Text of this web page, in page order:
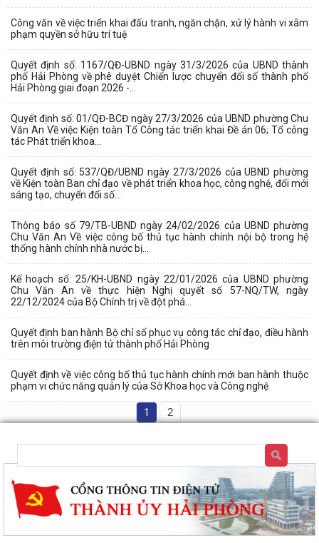
Công văn về việc triển khai đấu tranh, ngăn chặn, xử lý hành vi xâm
phạm quyền sở hữu trí tuệ
Quyết định số: 1167/QĐ-UBND ngày 31/3/2026 của UBND thành
phố Hải Phòng về phê duyệt Chiến lược chuyển đổi số thành phố
Hải Phòng giai đoạn 2026 -...
Quyết định số: 01/QĐ-BCĐ ngày 27/3/2026 của UBND phường Chu
Văn An Về việc Kiện toàn Tổ Công tác triển khai Đề án 06; Tổ công
tác Phát triển khoa...
Quyết định số: 537/QĐ/UBND ngày 27/3/2026 của UBND phường
về Kiện toàn Ban chỉ đạo về phát triển khoa học, công nghệ, đổi mới
sáng tạo, chuyển đổi số...
Thông báo số 79/TB-UBND ngày 24/02/2026 của UBND phường
Chu Văn An Về việc công bố thủ tục hành chính nội bộ trong hệ
thống hành chính nhà nước bị...
Kế hoạch số: 25/KH-UBND ngày 22/01/2026 của UBND phường
Chu Văn An về thực hiện Nghị quyết số 57-NQ/TW, ngày
22/12/2024 của Bộ Chính trị về đột phá...
Quyết định ban hành Bộ chỉ số phục vụ công tác chỉ đạo, điều hành
trên môi trường điện tử thành phố Hải Phòng
Quyết định về việc công bố thủ tục hành chính mới ban hành thuộc
phạm vi chức năng quản lý của Sở Khoa học và Công nghệ
1 2